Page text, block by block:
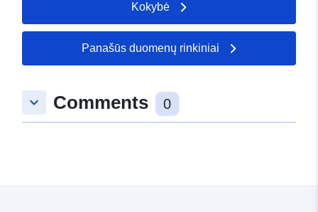
Kokybė
Panašūs duomenų rinkiniai
keyboard_arrow_down Comments 0